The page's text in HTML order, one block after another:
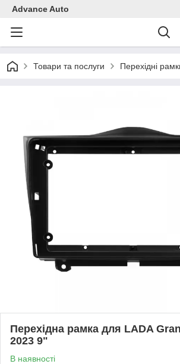
Advance Auto
Товари та послуги Перехідні
Перехідна рамка для LADA
2023 9"
В наявності